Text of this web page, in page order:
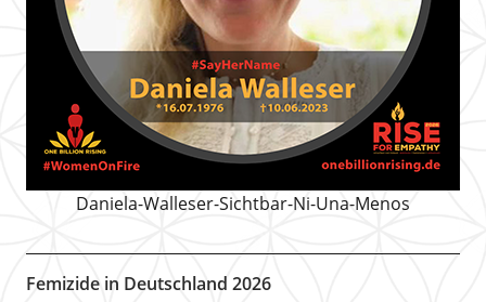
Daniela-Walleser-Sichtbar-Ni-Una-Menos
Femizide in Deutschland 2026